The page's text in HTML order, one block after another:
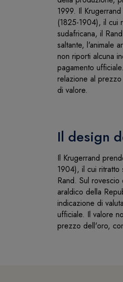
1999. Il
(1825-1904), il cui
sudafricana, il
saltante, l'animale
non riporti alcuna
pagamento
relazione al
di valore.
Il design
Il Krugerrand
1904), il cui ritratto
Rand. Sul
araldico della
indicazione di
ufficiale. Il valore
prezzo dell'oro,